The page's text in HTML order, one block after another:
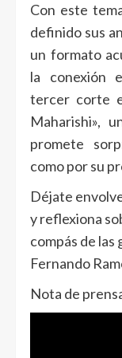
Con este
definido sus
un formato
la conexión
tercer corte
Maharishi»,
promete
como por su
Déjate
y reflexiona
compás de las
Fernando
Nota de